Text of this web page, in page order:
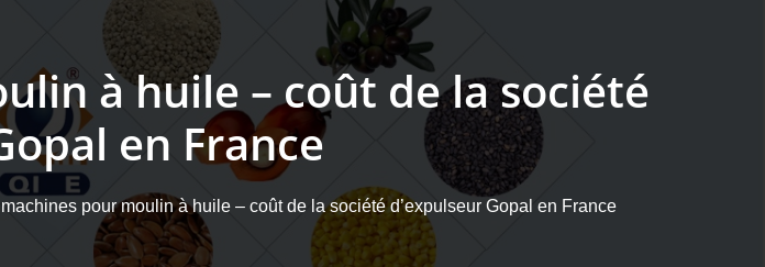
à huile – coût de la société
en France
pour moulin à huile – coût de la société d’expulseur Gopal en France